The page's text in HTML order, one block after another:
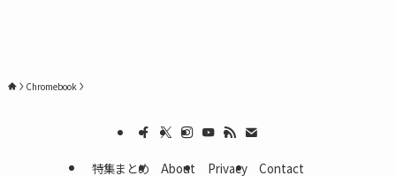
Chromebook
特集まとめ About Privacy Contact